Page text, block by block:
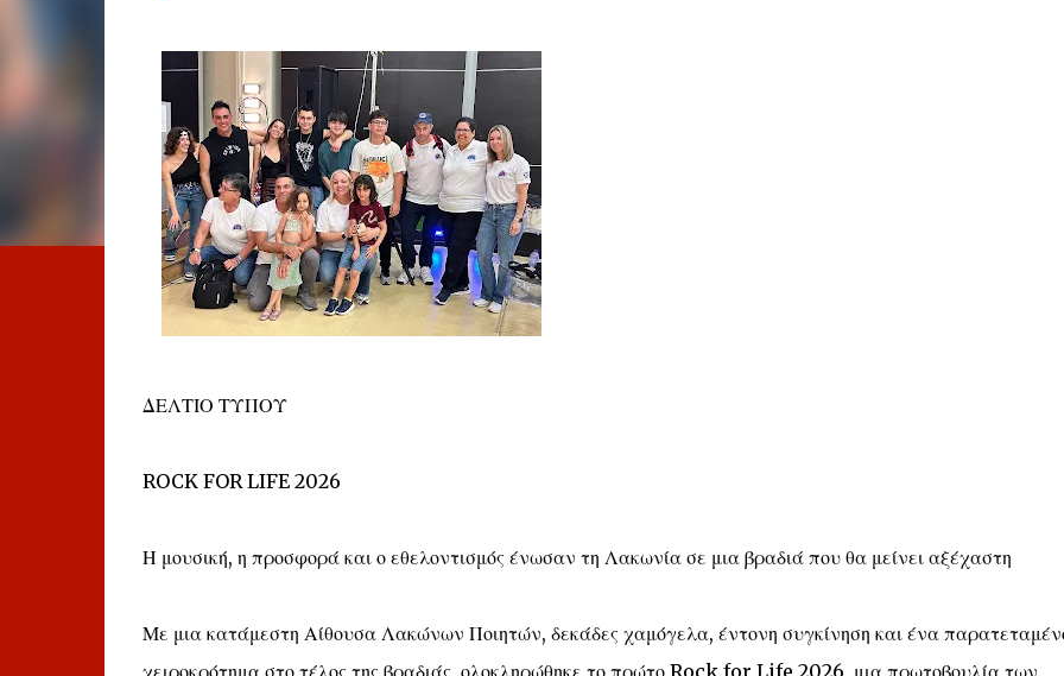
ΔΕΛΤΙΟ ΤΥΠΟΥ
ROCK FOR LIFE 2026
Η μουσική, η προσφορά και ο εθελοντισμός ένωσαν τη Λακωνία σε μια βραδιά που θα μείνει αξέχαστη
Με μια κατάμεστη Αίθουσα Λακώνων Ποιητών, δεκάδες χαμόγελα, έντονη συγκίνηση και ένα
χειροκρότημα στο τέλος της βραδιάς, ολοκληρώθηκε το πρώτο Rock for Life 2026, μια πρωτοβουλία των